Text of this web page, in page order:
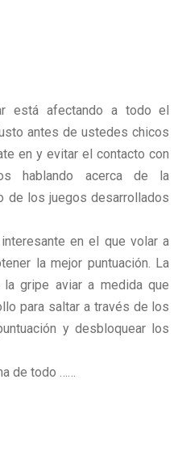
está afectando a todo el
antes de ustedes chicos
en y evitar el contacto con
hablando acerca de la
de los juegos desarrollados
en el que volar a
la mejor puntuación. La
gripe aviar a medida que
para saltar a través de los
y desbloquear los
de todo ……